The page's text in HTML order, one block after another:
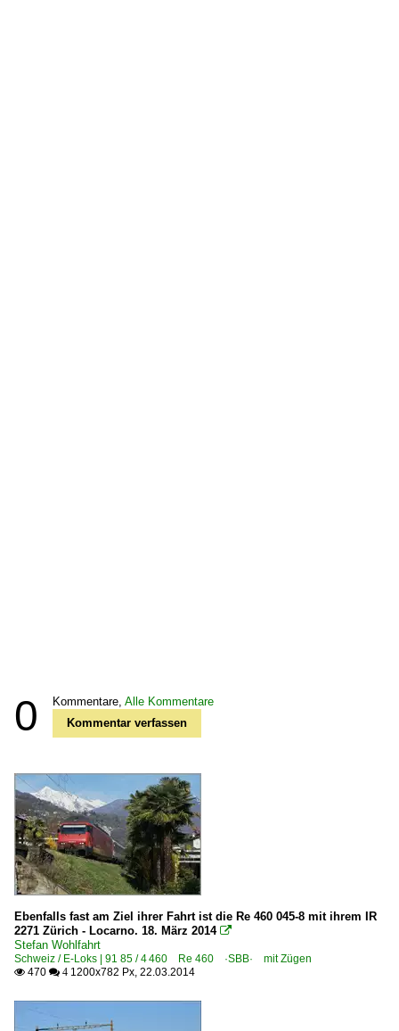
0 Kommentare, Alle Kommentare
Kommentar verfassen
Ebenfalls fast am Ziel ihrer Fahrt ist die Re 460 045-8 mit ihrem IR
2271 Zürich - Locarno. 18. März 2014 
Stefan Wohlfahrt
Schweiz / E-Loks | 91 85 / 4 460 Re 460 ·SBB· mit Zügen
 470  4 1200x782 Px, 22.03.2014